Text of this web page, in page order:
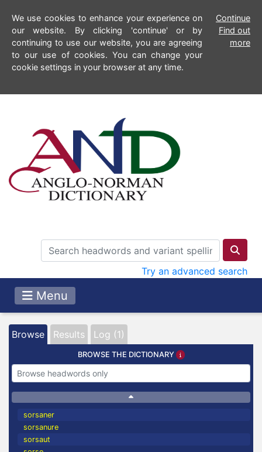
We use cookies to enhance your experience on
our website. By clicking 'continue' or by
continuing to use our website, you are agreeing
to our use of cookies. You can change your
cookie settings in your browser at any time.
Continue
Find out
more
Try an advanced search
Menu
Browse Results Log (1)
BROWSE THE DICTIONARY
sorsaner
sorsanure
sorsaut